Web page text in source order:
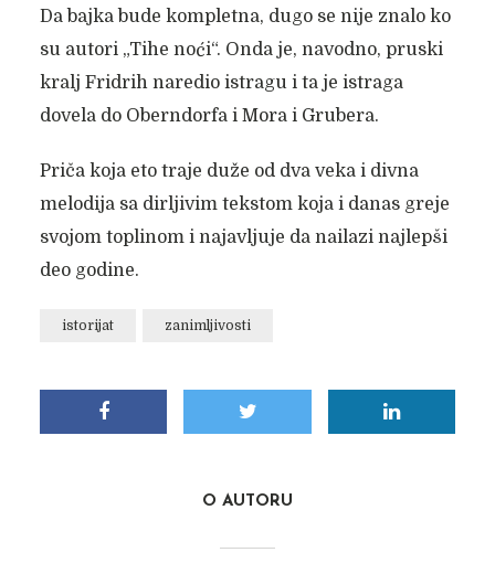
Da bajka bude kompletna, dugo se nije znalo ko
su autori „Tihe noći“. Onda je, navodno, pruski
kralj Fridrih naredio istragu i ta je istraga
dovela do Oberndorfa i Mora i Grubera.
Priča koja eto traje duže od dva veka i divna
melodija sa dirljivim tekstom koja i danas greje
svojom toplinom i najavljuje da nailazi najlepši
deo godine.
istorijat zanimljivosti
O AUTORU